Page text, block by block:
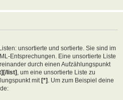
unsortierte und sortierte. Sie sind im
Entsprechungen. Eine unsortierte Liste
durch einen Aufzählungspunkt
list] , um eine unsortierte Liste zu
mit [*] . Um zum Beispiel deine